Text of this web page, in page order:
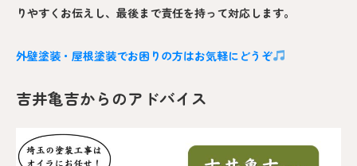
りやすくお伝えし、最後まで責任を持って対応します。
外壁塗装・屋根塗装でお困りの方はお気軽にどうぞ
吉井亀吉からのアドバイス